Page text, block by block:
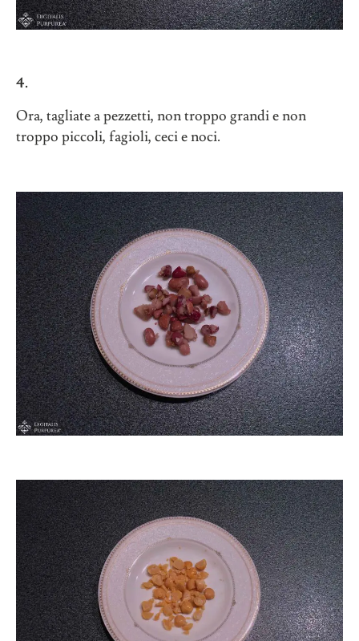
4.
Ora, tagliate a pezzetti, non troppo grandi e non
troppo piccoli, fagioli, ceci e noci.